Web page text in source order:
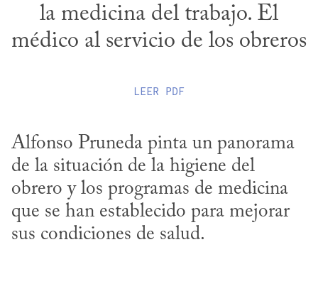
la medicina del trabajo. El
médico al servicio de los obreros
LEER PDF
Alfonso Pruneda pinta un panorama
de la situación de la higiene del
obrero y los programas de medicina
que se han establecido para mejorar
sus condiciones de salud.